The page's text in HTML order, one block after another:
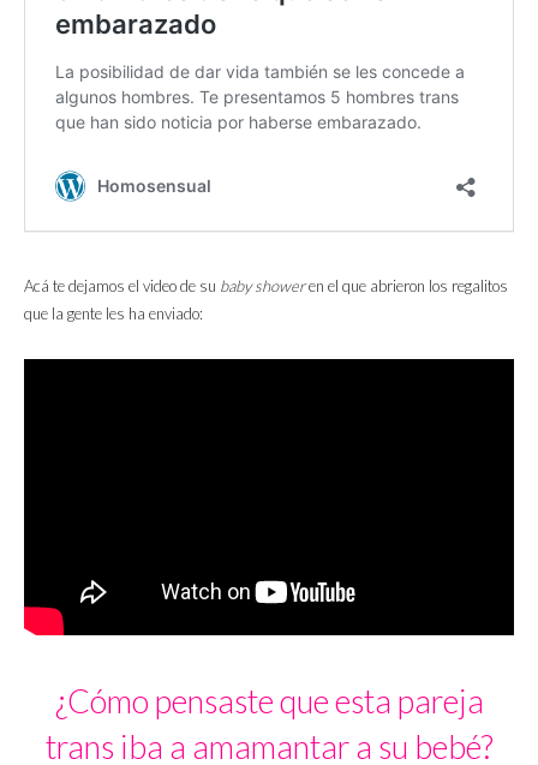
Acá te dejamos el video de su baby showeren el que abrieron los regalitos
que la gente les ha enviado:
¿Cómo pensaste que esta pareja
trans iba a amamantar a su bebé?